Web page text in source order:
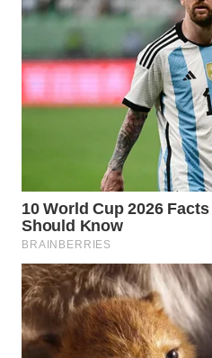
WN
GORONTALO
WN
SULUT
WN
MALUT
WN
DAIRI
WN